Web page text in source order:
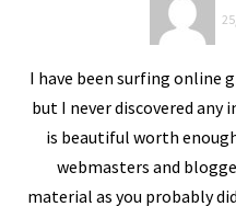
I have been surfing online
but I never discovered
is beautiful worth
webmasters and
material as you probably